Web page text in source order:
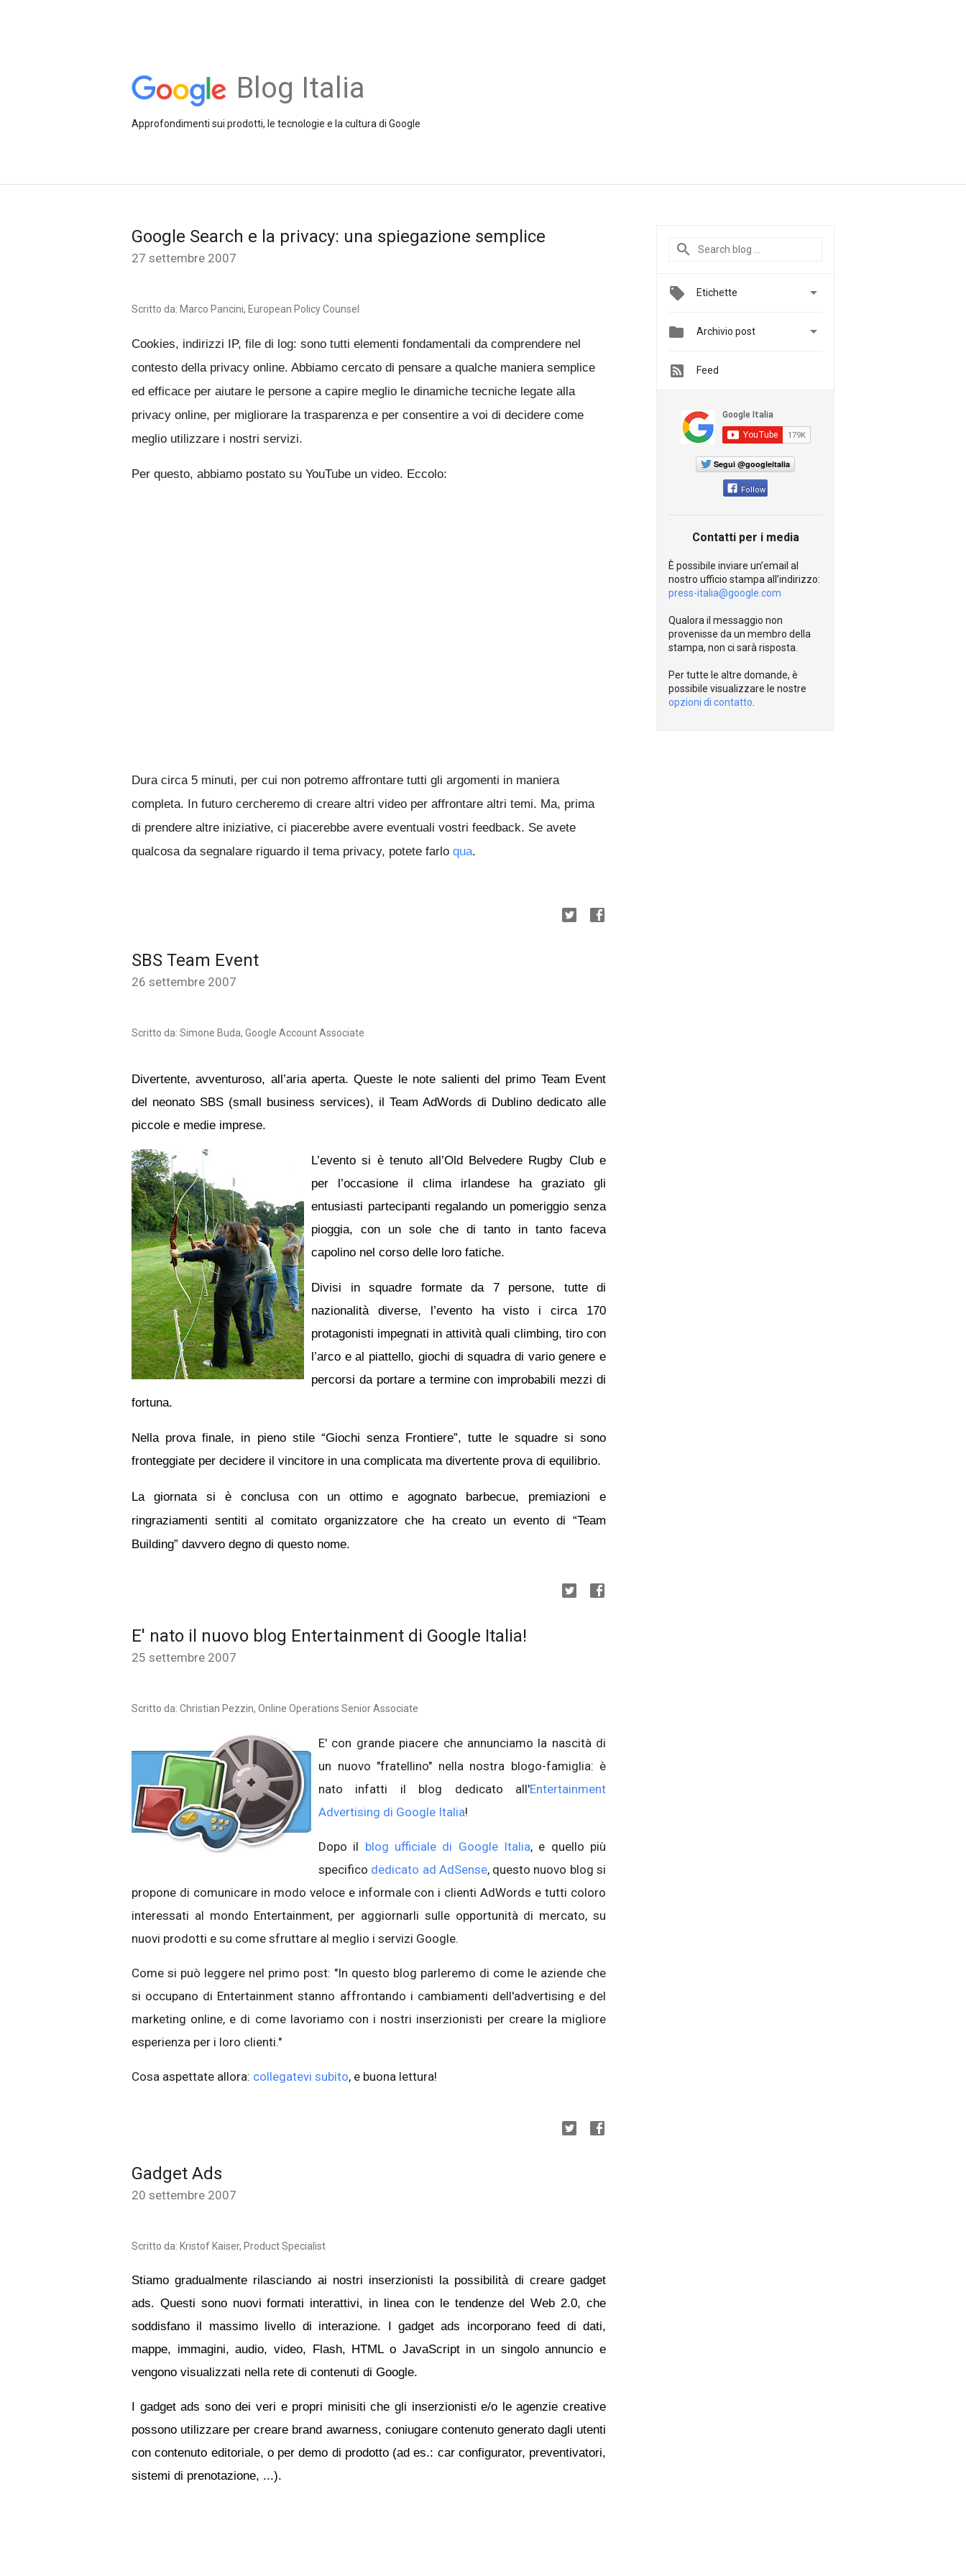
Blog Italia
Approfondimenti sui prodotti, le tecnologie e la cultura di Google
Google Search e la privacy: una spiegazione semplice
27 settembre 2007
Scritto da: Marco Pancini, European Policy Counsel
Cookies, indirizzi IP, file di log: sono tutti elementi fondamentali da comprendere nel
contesto della privacy online. Abbiamo cercato di pensare a qualche maniera semplice
ed efficace per aiutare le persone a capire meglio le dinamiche tecniche legate alla
privacy online, per migliorare la trasparenza e per consentire a voi di decidere come
meglio utilizzare i nostri servizi.
Per questo, abbiamo postato su YouTube un video. Eccolo:
Dura circa 5 minuti, per cui non potremo affrontare tutti gli argomenti in maniera
completa. In futuro cercheremo di creare altri video per affrontare altri temi. Ma, prima
di prendere altre iniziative, ci piacerebbe avere eventuali vostri feedback. Se avete
qualcosa da segnalare riguardo il tema privacy, potete farlo qua.
SBS Team Event
26 settembre 2007
Scritto da: Simone Buda, Google Account Associate
Divertente, avventuroso, all’aria aperta. Queste le note salienti del primo Team Event
del neonato SBS (small business services), il Team AdWords di Dublino dedicato alle
piccole e medie imprese.
L’evento si è tenuto all’Old Belvedere Rugby Club e
per l’occasione il clima irlandese ha graziato gli
entusiasti partecipanti regalando un pomeriggio senza
pioggia, con un sole che di tanto in tanto faceva
capolino nel corso delle loro fatiche.
Divisi in squadre formate da 7 persone, tutte di
nazionalità diverse, l’evento ha visto i circa 170
protagonisti impegnati in attività quali climbing, tiro con
l’arco e al piattello, giochi di squadra di vario genere e
percorsi da portare a termine con improbabili mezzi di
fortuna.
Nella prova finale, in pieno stile “Giochi senza Frontiere”, tutte le squadre si sono
fronteggiate per decidere il vincitore in una complicata ma divertente prova di equilibrio.
La giornata si è conclusa con un ottimo e agognato barbecue, premiazioni e
ringraziamenti sentiti al comitato organizzatore che ha creato un evento di “Team
Building” davvero degno di questo nome.
E' nato il nuovo blog Entertainment di Google Italia!
25 settembre 2007
Scritto da: Christian Pezzin, Online Operations Senior Associate
E' con grande piacere che annunciamo la nascità di
un nuovo "fratellino" nella nostra blogo-famiglia: è
nato infatti il blog dedicato all'Entertainment
Advertising di Google Italia!
Dopo il blog ufficiale di Google Italia, e quello più
specifico dedicato ad AdSense, questo nuovo blog si
propone di comunicare in modo veloce e informale con i clienti AdWords e tutti coloro
interessati al mondo Entertainment, per aggiornarli sulle opportunità di mercato, su
nuovi prodotti e su come sfruttare al meglio i servizi Google.
Come si può leggere nel primo post: "In questo blog parleremo di come le aziende che
si occupano di Entertainment stanno affrontando i cambiamenti dell'advertising e del
marketing online, e di come lavoriamo con i nostri inserzionisti per creare la migliore
esperienza per i loro clienti."
Cosa aspettate allora: collegatevi subito, e buona lettura!
Gadget Ads
20 settembre 2007
Scritto da: Kristof Kaiser, Product Specialist
Stiamo gradualmente rilasciando ai nostri inserzionisti la possibilità di creare gadget
ads. Questi sono nuovi formati interattivi, in linea con le tendenze del Web 2.0, che
soddisfano il massimo livello di interazione. I gadget ads incorporano feed di dati,
mappe, immagini, audio, video, Flash, HTML o JavaScript in un singolo annuncio e
vengono visualizzati nella rete di contenuti di Google.
I gadget ads sono dei veri e propri minisiti che gli inserzionisti e/o le agenzie creative
possono utilizzare per creare brand awarness, coniugare contenuto generato dagli utenti
con contenuto editoriale, o per demo di prodotto (ad es.: car configurator, preventivatori,
sistemi di prenotazione, ...).
Etichette 
 Archivio post 
Feed
Segui @googleitalia
Follow
Contatti per i media
È possibile inviare un’email al
nostro ufficio stampa all’indirizzo:
press-italia@google.com
Qualora il messaggio non
provenisse da un membro della
stampa, non ci sarà risposta.
Per tutte le altre domande, è
possibile visualizzare le nostre
opzioni di contatto